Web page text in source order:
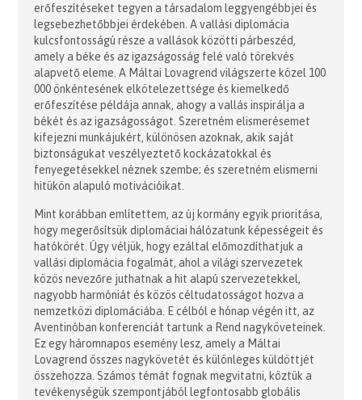
erőfeszítéseket tegyen a társadalom leggyengébbjei és
legsebezhetőbbjei érdekében. A vallási diplomácia
kulcsfontosságú része a vallások közötti párbeszéd,
amely a béke és az igazságosság felé való törekvés
alapvető eleme. A Máltai Lovagrend világszerte közel 100
000 önkéntesének elkötelezettsége és kiemelkedő
erőfeszítése példája annak, ahogy a vallás inspirálja a
békét és az igazságosságot. Szeretném elismerésemet
kifejezni munkájukért, különösen azoknak, akik saját
biztonságukat veszélyeztető kockázatokkal és
fenyegetésekkel néznek szembe; és szeretném elismerni
hitükön alapuló motivációikat.
Mint korábban említettem, az új kormány egyik prioritása,
hogy megerősítsük diplomáciai hálózatunk képességeit és
hatókörét. Úgy véljük, hogy ezáltal előmozdíthatjuk a
vallási diplomácia fogalmát, ahol a világi szervezetek
közös nevezőre juthatnak a hit alapú szervezetekkel,
nagyobb harmóniát és közös céltudatosságot hozva a
nemzetközi diplomáciába. E célból e hónap végén itt, az
Aventinóban konferenciát tartunk a Rend nagyköveteinek.
Ez egy háromnapos esemény lesz, amely a Máltai
Lovagrend összes nagykövetét és különleges küldöttjét
összehozza. Számos témát fognak megvitatni, köztük a
tevékenységük szempontjából legfontosabb globális